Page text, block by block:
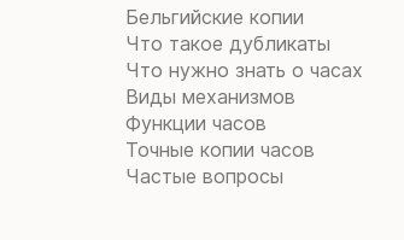
Бельгийские копии
Что такое дубликаты
Что нужно знать о часах
Виды механизмов
Функции часов
Точные копии часов
Частые вопросы